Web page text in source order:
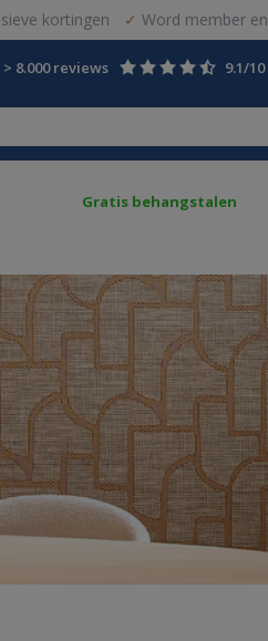
kortingen Word member
> 8.000 reviews 9.1/10
Gratis behangstalen